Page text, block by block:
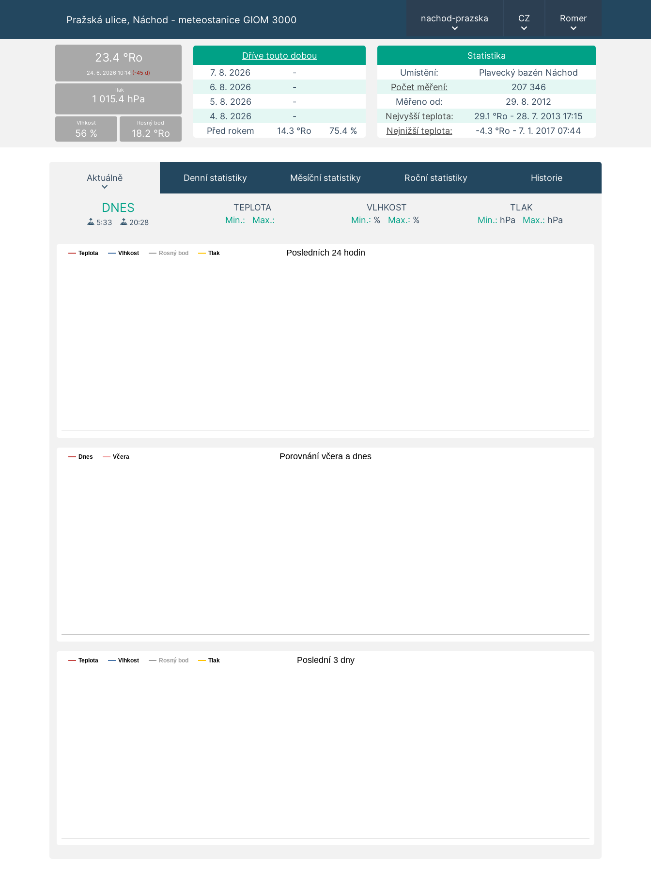
Pražská ulice, Náchod - meteostanice GIOM 3000 nachod-prazska CZ Romer
23.4 °Ro
24. 6. 2026 10:14 (-45 d)
Tlak
1 015.4 hPa
Vlhkost
56 %
Rosný bod
18.2 °Ro
Dříve touto dobou
7. 8. 2026
-
6. 8. 2026
-
5. 8. 2026
-
4. 8. 2026
-
Před rokem
14.3 °Ro 75.4 %
Statistika
Umístění:
Plavecký bazén Náchod
Počet měření:
207 346
Měřeno od:
29. 8. 2012
Nejvyšší teplota:
29.1 °Ro - 28. 7. 2013 17:15
Nejnižší teplota:
-4.3 °Ro - 7. 1. 2017 07:44
Aktuálně Denní statistiky Měsíční statistiky Roční statistiky Historie
DNES
5:33 20:28
TEPLOTA
Min.:
Max.:
VLHKOST
Min.: % Max.: %
TLAK
Min.: hPa Max.: hPa
Posledních 24 hodin
Teplota Vlhkost Rosný bod Tlak
Porovnání včera a dnes
Dnes Včera
Poslední 3 dny
Teplota Vlhkost Rosný bod Tlak